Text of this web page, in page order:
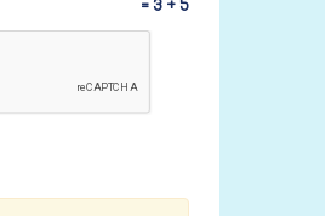
5 + 3 =